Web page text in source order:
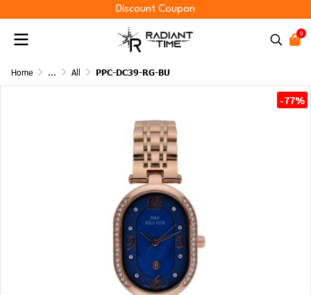
Discount Coupon
0
Home ... All PPC-DC39-RG-BU
-77%